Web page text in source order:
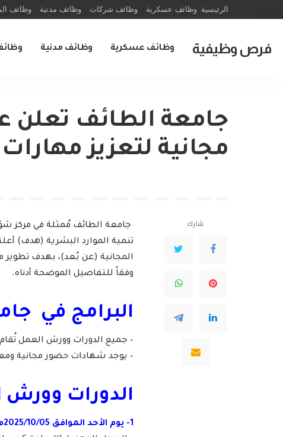
الرئيسية وظائف عسكرية وظائف شركات وظائف مدنية وظائف
فرص وظيفية وظائف عسكرية وظائف مدنية
جامعة الطائف
مجانية لتعزيز
شارك
جامعة الطائف مُمثلة في مركز
تنمية الموارد البشرية (هدف)
المجانية (عن بُعد)، بهدف تطوير
وفقاً للتفاصيل الموضحة أدناه.
البرامج في
– جميع الدورات وورش العمل
– يوجد شهادات حضور مجانية
الدورات وورش
1- يوم الأحد الموافق 2025/10/05م: